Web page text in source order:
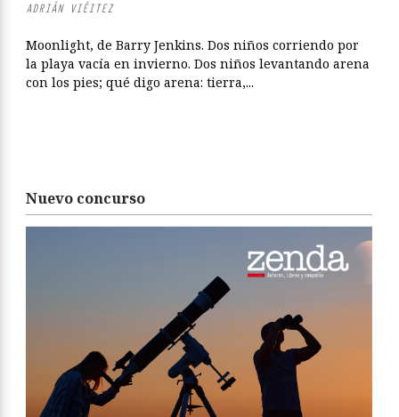
ADRIÁN VIÉITEZ
Moonlight, de Barry Jenkins. Dos niños corriendo por
la playa vacía en invierno. Dos niños levantando arena
con los pies; qué digo arena: tierra,...
Nuevo concurso